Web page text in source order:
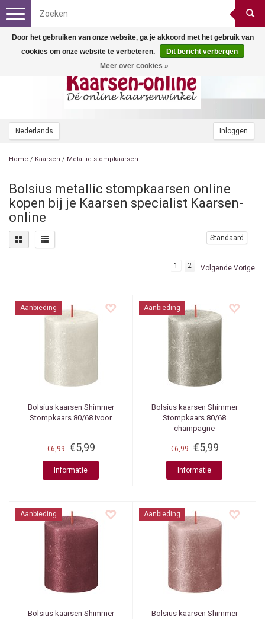
Nederlands Inloggen
Toggle
navigation
Home / Kaarsen / Metallic stompkaarsen
Bolsius metallic stompkaarsen online
kopen bij je Kaarsen specialist Kaarsen-
online
Standaard
1 2 Volgende Vorige
Aanbieding
Bolsius kaarsen Shimmer
Stompkaars 80/68 ivoor
€6,99 €5,99
Informatie
Aanbieding
Bolsius kaarsen Shimmer
Stompkaars 80/68
champagne
€6,99 €5,99
Informatie
Aanbieding
Bolsius kaarsen Shimmer
Aanbieding
Bolsius kaarsen Shimmer
Door het gebruiken van onze website, ga je akkoord met het gebruik van
cookies om onze website te verbeteren.
Dit bericht verbergen
Meer over cookies »